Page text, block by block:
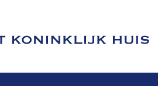
Het Koninklijk Huis